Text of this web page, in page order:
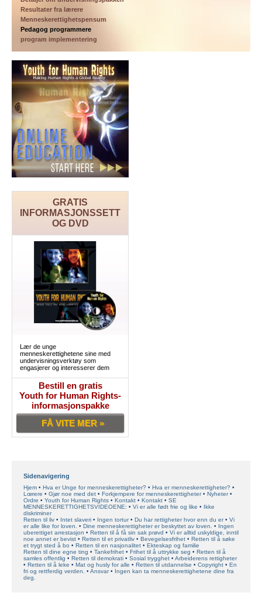
Resultater fra lærere
Menneskerettighetspensum
Pedagog programmere
program implementering
GRATIS
INFORMASJONSSETT
OG DVD
Lær de unge
menneskerettighetene sine med
undervisningsverktøy som
engasjerer og interesserer dem
Bestill en gratis
Youth for Human Rights-
informasjonspakke
FÅ VITE MER »
Sidenavigering
Hjem Hva er Unge for menneskerettigheter?
Hva er menneskerettigheter?
Lœrere
Gjør noe med det Forkjempere for menneskerettigheter
Nyheter
Ordre
Youth for Human Rights Kontakt Kontakt
SE
MENNESKERETTIGHETSVIDEOENE:
Vi er alle født frie og like
Ikke
diskriminer
Retten til liv
Intet slaveri Ingen tortur Du har rettigheter hvor enn du er
Vi
er alle like for loven.
Dine menneskerettigheter er beskyttet av loven.
Ingen
uberettiget arrestasjon
Retten til å få sin sak prøvd
Vi er alltid uskyldige, inntil
noe annet er bevist
Retten til et privatliv Bevegelsesfrihet
Retten til å søke
et trygt sted å bo
Retten til en nasjonalitet
Ekteskap og familie
Retten til dine egne ting
Tankefrihet Frihet til å uttrykke seg
Retten til å
samles offentlig
Retten til demokrati Sosial trygghet
Arbeiderens rettigheter
Retten til å leke
Mat og husly for alle Retten til utdannelse Copyright
En
fri og rettferdig verden.
Ansvar
Ingen kan ta menneskerettighetene dine fra
deg.